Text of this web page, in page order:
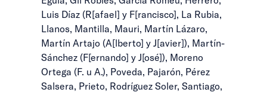
Luis Díaz (R[afael] y F[rancisco], La Rubia,
Llanos, Mantilla, Mauri, Martín Lázaro,
Martín Artajo (A[lberto] y J[avier]), Martín-
Sánchez (F[ernando] y J[osé]), Moreno
Ortega (F. u A.), Poveda, Pajarón, Pérez
Salsera, Prieto, Rodríguez Soler, Santiago,